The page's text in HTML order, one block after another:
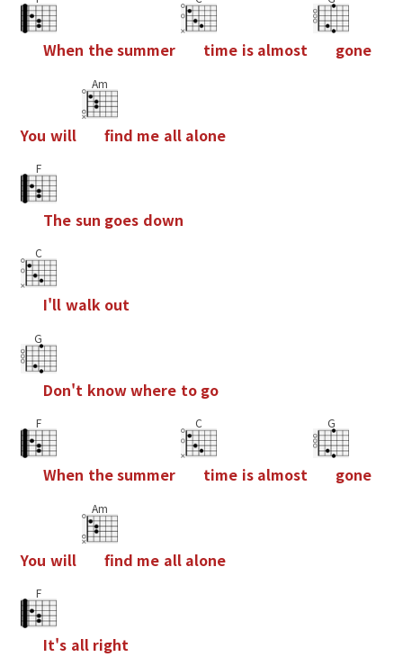
When thesummer time is almost gone
You will
Am
fnd me all alone
F
The sun goes down
C
I'll walk out
G
Don't knowwhere to go
F
When thesummer
C
time is almost
G
gone
You will
Am
fnd me all alone
F
It's all right